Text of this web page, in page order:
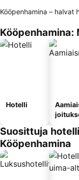
Kööpenhamina – halvat
Kööpenhamina:
Hotelli
Suosittuja
Kööpenhamina